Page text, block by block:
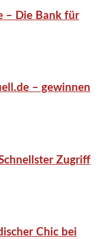
– Die Bank für
– gewinnen
Zugriff
Chic bei